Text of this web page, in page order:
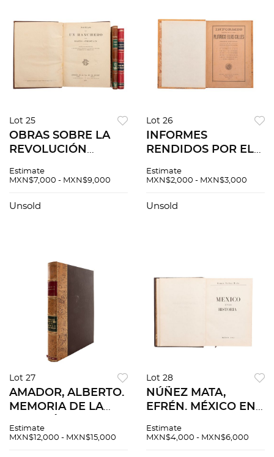
Lot 25
OBRAS SOBRE LA
REVOLUCIÓN
MESES DE
DE UN RANCHERO /
Estimate
MXN$7,000 - MXN$9,000
Unsold
Lot 26
INFORMES
RENDIDOS POR EL
ELÍAS CALLES
CONSTITUCIONAL
Estimate
MXN$2,000 - MXN$3,000
Unsold
Lot 27
AMADOR, ALBERTO.
MEMORIA DE LA
LÍMITES ENTRE
Estimate
MXN$12,000 - MXN$15,000
Lot 28
NÚÑEZ MATA,
EFRÉN. MÉXICO EN
MÉXICO: TALLERES
Estimate
MXN$4,000 - MXN$6,000